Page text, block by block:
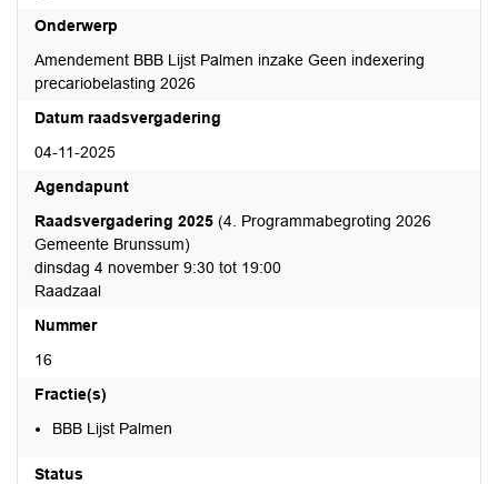
Onderwerp
Amendement BBB Lijst Palmen inzake Geen indexering
precariobelasting 2026
Datum raadsvergadering
04-11-2025
Agendapunt
Raadsvergadering 2025 (4. Programmabegroting 2026
Gemeente Brunssum)
dinsdag 4 november 9:30 tot 19:00
Raadzaal
Nummer
16
Fractie(s)
BBB Lijst Palmen
Status